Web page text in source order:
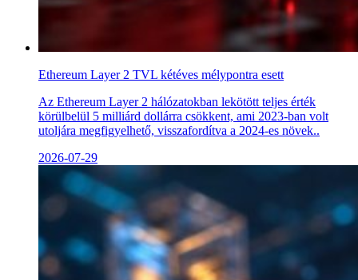
Ethereum Layer 2 TVL kétéves mélypontra esett
Az Ethereum Layer 2 hálózatokban lekötött teljes érték
körülbelül 5 milliárd dollárra csökkent, ami 2023-ban volt
utoljára megfigyelhető, visszafordítva a 2024-es növek..
2026-07-29